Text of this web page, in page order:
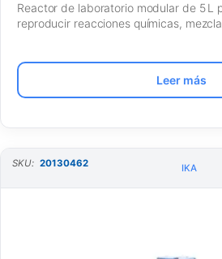
Reactor de laboratorio modular de 5 L
reproducir reacciones químicas,
Leer más
SKU: 20130462 IKA